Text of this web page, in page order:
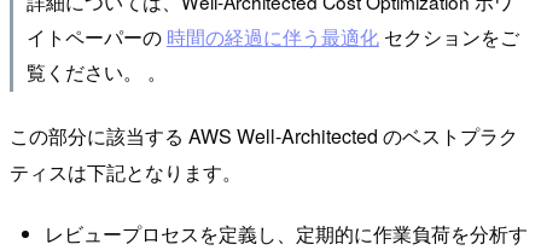
イトペーパーの 時間の経過に伴う最適化セクションをご
覧ください。 。
この部分に該当する AWS Well-Architected のベストプラク
ティスは下記となります。
レビュープロセスを定義し、定期的に作業負荷を分析す